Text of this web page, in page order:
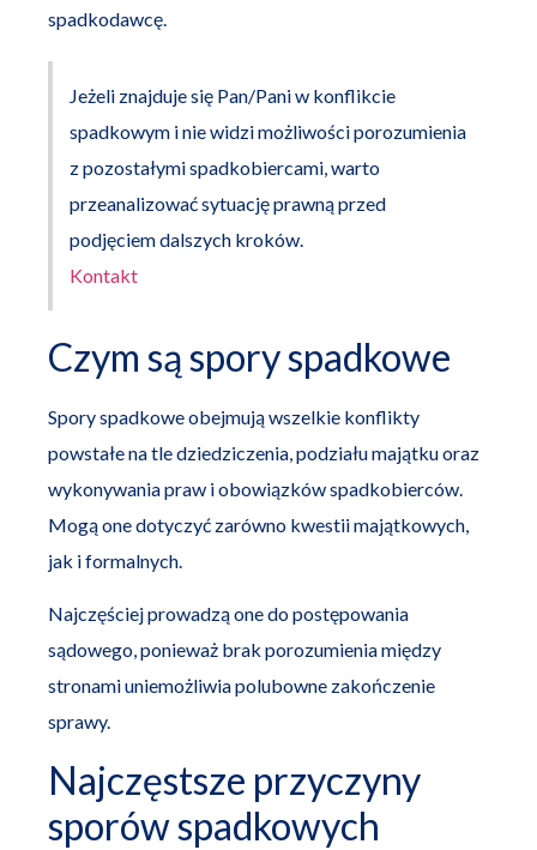
spadkodawcę.
Jeżeli znajduje się Pan/Pani w konflikcie
spadkowym i nie widzi możliwości porozumienia
z pozostałymi spadkobiercami, warto
przeanalizować sytuację prawną przed
podjęciem dalszych kroków.
Kontakt
Czym są spory spadkowe
Spory spadkowe obejmują wszelkie konflikty
powstałe na tle dziedziczenia, podziału majątku oraz
wykonywania praw i obowiązków spadkobierców.
Mogą one dotyczyć zarówno kwestii majątkowych,
jak i formalnych.
Najczęściej prowadzą one do postępowania
sądowego, ponieważ brak porozumienia między
stronami uniemożliwia polubowne zakończenie
sprawy.
Najczęstsze przyczyny
sporów spadkowych